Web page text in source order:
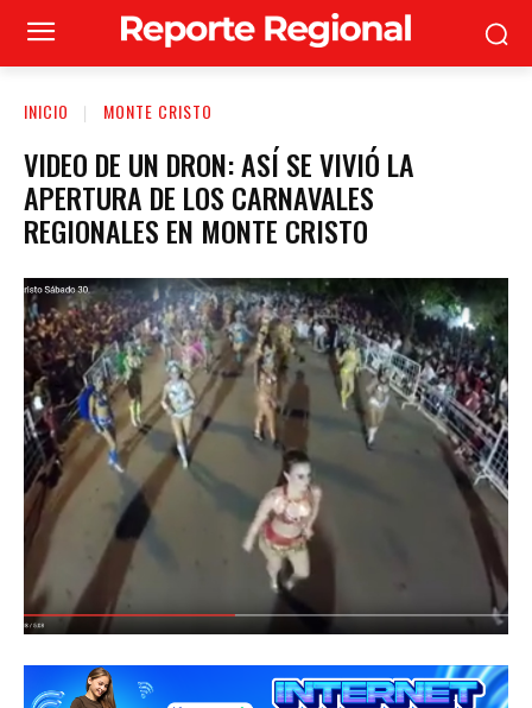
INICIO MONTE CRISTO
VIDEO DE UN DRON: ASÍ SE VIVIÓ LA
APERTURA DE LOS CARNAVALES
REGIONALES EN MONTE CRISTO